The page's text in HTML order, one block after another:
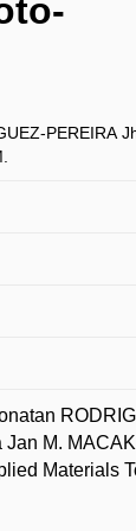
PEREIRA
M.
Materials